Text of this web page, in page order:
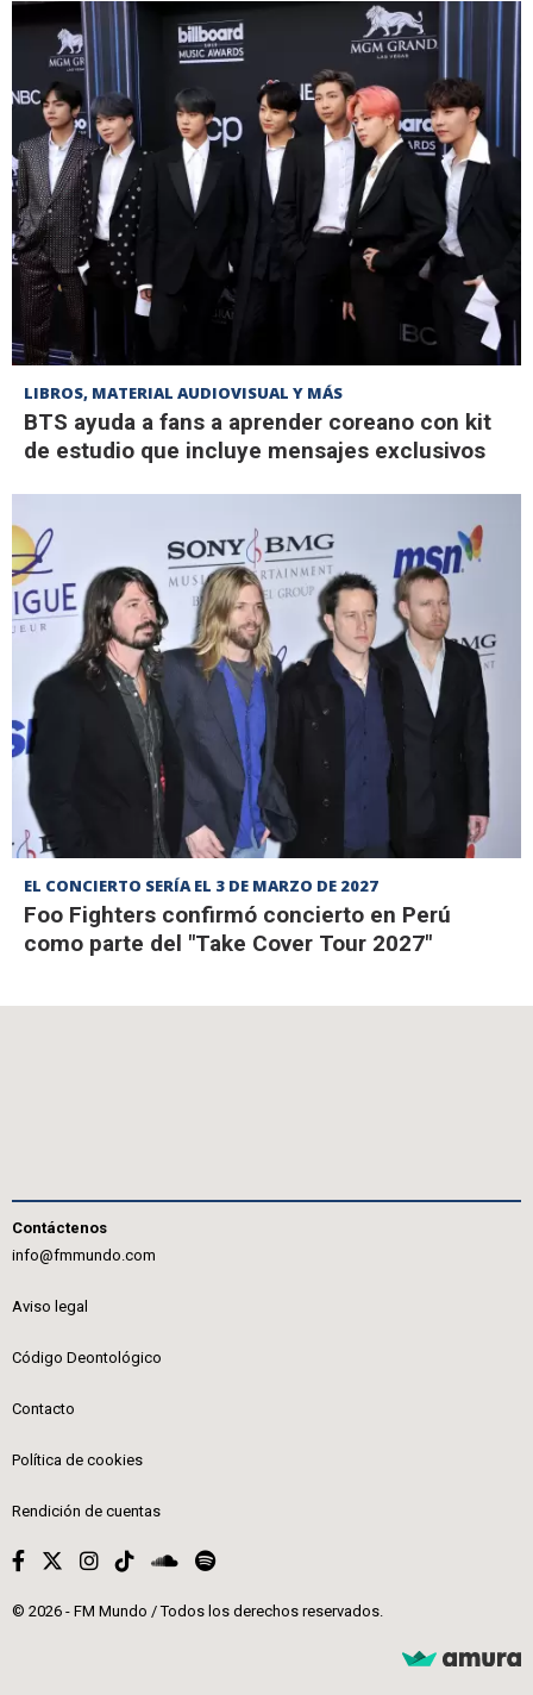
LIBROS, MATERIAL AUDIOVISUAL Y MÁS
BTS ayuda a fans a aprender coreano con kit
de estudio que incluye mensajes exclusivos
EL CONCIERTO SERÍA EL 3 DE MARZO DE 2027
Foo Fighters confirmó concierto en Perú
como parte del "Take Cover Tour 2027"
Contáctenos
info@fmmundo.com
Aviso legal
Código Deontológico
Contacto
Política de cookies
Rendición de cuentas
© 2026 - FM Mundo / Todos los derechos reservados.